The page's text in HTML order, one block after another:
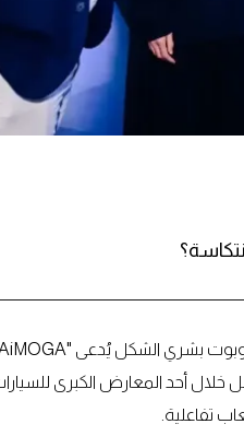
أحد المعارض الكبرى
تفاعلية.